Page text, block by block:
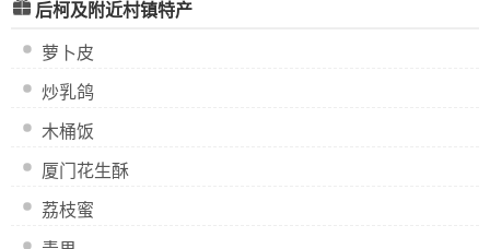
后柯及附近村镇特产
萝卜皮
炒乳鸽
木桶饭
厦门花生酥
荔枝蜜